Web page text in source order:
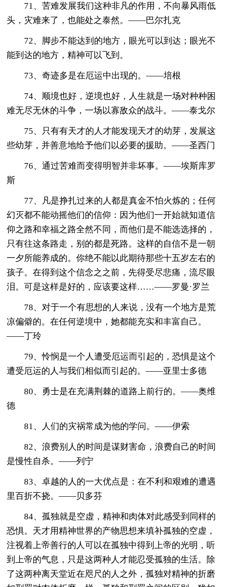
71、苦难发展我们这种非凡的作用，不向暴风雨低
头，灾难来了，也能处之泰然。——巴尔扎克
72、脚步不能达到的地方，眼光可以到达；眼光不
能到达的地方，精神可以飞到。
73、奇迹多是在厄运中出现的。――培根
74、顺境也好，逆境也好，人生就是一场对种种困
难无尽无休的斗争，一场以寡敌众的战斗。——泰戈尔
75、只有有天才的人才能发现天才的幼芽，发展这
些幼芽，并善意地给予他们以必要的援助。——圣西门
76、通过苦难而变得明智并非坏事。——埃斯库罗
斯
77、凡是挣扎过来的人都是真金不怕火炼的；任何
幻灭都不能动摇他们的信仰：因为他们一开始就知道信
仰之路和幸福之路全然不同，而他们是不能选选择的，
只有往这条路走，别的都是死路。这样的自信不是一朝
一夕所能养成的。你绝不能以此期待那些十五岁左右的
孩子。在得到这个信念之之前，先得受尽悲痛，流尽眼
泪。可是这样是好的，应该要这样……——罗曼·罗兰
78、对于一个有思想的人来说，没有一个地方是荒
凉偏僻的。在任何逆境中，她都能充实和丰富自己。
——丁玲
79、怜悯是一个人遭受厄运而引起的，恐惧是这个
遭受厄运的人与我们相似而引起的。――亚里士多德
80、勇士是在充满荆棘的道路上前行的。——奥维
德
81、人们的灾祸常成为他的学问。——伊索
82、浪费别人的时间是谋财害命，浪费自己的时间
是慢性自杀。——列宁
83、卓越的人的一大优点是：在不利和艰难的遭遇
里百折不挠。——贝多芬
84、孤独就是空虚，精神和肉体对此感受到同样的
恐惧。天才用精神世界的产物思想来填补孤独的空虚，
注视着上帝善行的人可以在孤独中得到上帝的光明，听
到上帝的气息，只是这两种人才能忍受孤独的生活。除
了这两种离天堂近在咫尺的人之外，孤独对精神的折磨